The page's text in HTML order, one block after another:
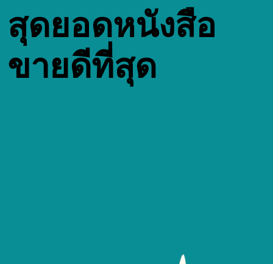
สุดยอดหนังสือ
ขายดีที่สุด